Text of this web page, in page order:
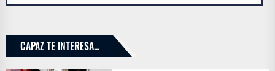
CAPAZ TE INTERESA...